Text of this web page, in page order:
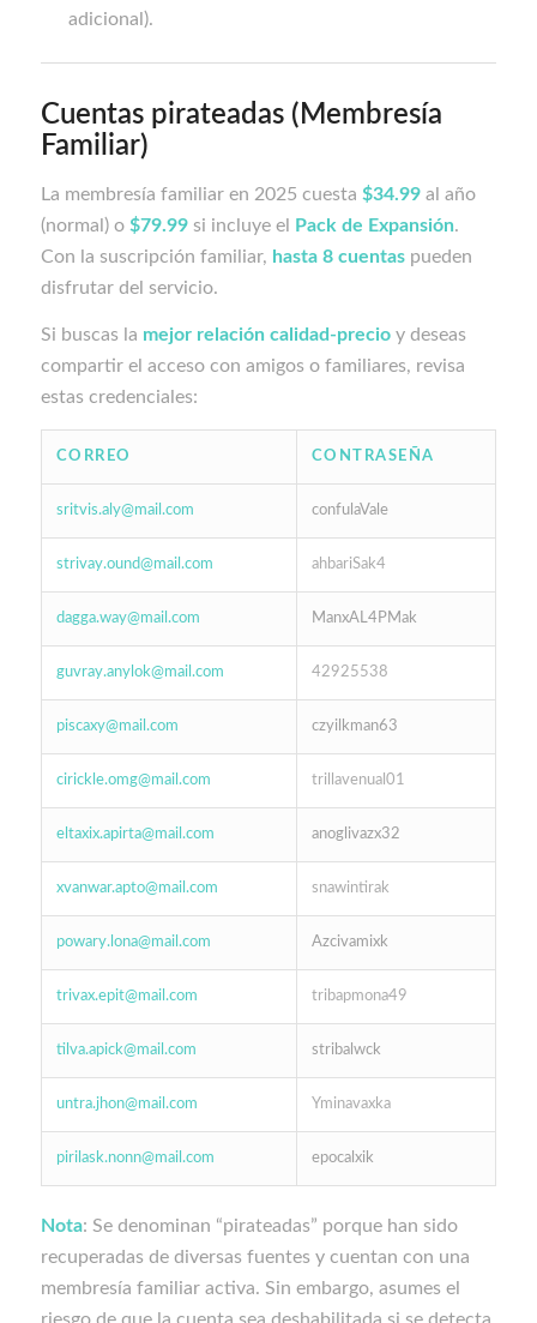
adicional).
Cuentas pirateadas (Membresía
Familiar)
La membresía familiar en 2025 cuesta $34.99al año
(normal) o $79.99si incluye el Pack de Expansión.
Con la suscripción familiar, hasta 8 cuentaspueden
disfrutar del servicio.
Si buscas la mejor relación calidad-precioy deseas
compartir el acceso con amigos o familiares, revisa
estas credenciales:
CORREO CONTRASEÑA
sritvis.aly@mail.com confulaVale
strivay.ound@mail.com ahbariSak4
dagga.way@mail.com ManxAL4PMak
guvray.anylok@mail.com 42925538
piscaxy@mail.com czyilkman63
cirickle.omg@mail.com trillavenual01
eltaxix.apirta@mail.com anoglivazx32
xvanwar.apto@mail.com snawintirak
powary.lona@mail.com Azcivamixk
trivax.epit@mail.com tribapmona49
tilva.apick@mail.com stribalwck
untra.jhon@mail.com Yminavaxka
pirilask.nonn@mail.com epocalxik
Nota: Se denominan “pirateadas” porque han sido
recuperadas de diversas fuentes y cuentan con una
membresía familiar activa. Sin embargo, asumes el
riesgo de que la cuenta sea deshabilitada si se detecta